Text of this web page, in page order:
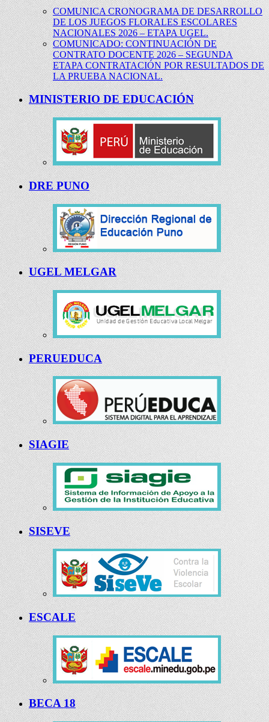
COMUNICA CRONOGRAMA DE DESARROLLO
DE LOS JUEGOS FLORALES ESCOLARES
NACIONALES 2026 – ETAPA UGEL.
COMUNICADO: CONTINUACIÓN DE
CONTRATO DOCENTE 2026 – SEGUNDA
ETAPA CONTRATACIÓN POR RESULTADOS DE
LA PRUEBA NACIONAL.
MINISTERIO DE EDUCACIÓN
DRE PUNO
UGEL MELGAR
PERUEDUCA
SIAGIE
SISEVE
ESCALE
BECA 18